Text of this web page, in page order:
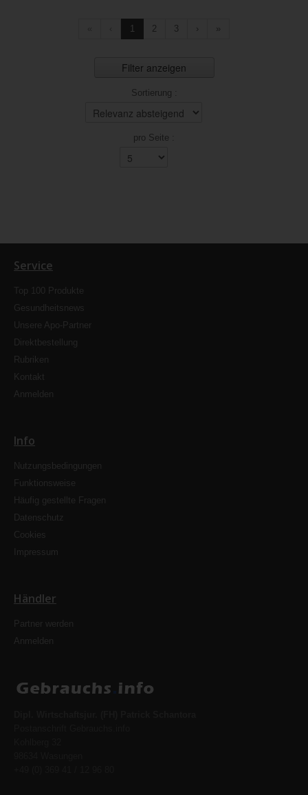
1 2 3 › »
Filter anzeigen
Sortierung :
pro Seite :
Service
Top 100 Produkte
Gesundheitsnews
Unsere Apo-Partner
Direktbestellung
Rubriken
Kontakt
Anmelden
Info
Nutzungsbedingungen
Funktionsweise
Häufig gestellte Fragen
Datenschutz
Cookies
Impressum
Händler
Partner werden
Anmelden